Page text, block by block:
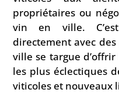
propriétaires ou
vin en ville.
directement avec
ville se targue d’offrir
les plus éclectiques
viticoles et nouveaux